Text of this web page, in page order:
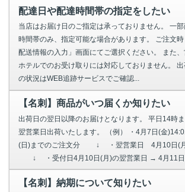
配達日や配達時間帯の指定をしたい
当店はお届け日のご指定は承っておりません。 一
時間帯のみ、指定可能な場合があります。 ご注文時
配送情報の入力」画面にてご選択ください。 また
ホテルでのお受け取りには対応しておりません。
の状況はWEB追跡サービスでご確認...
【名刺】商品がいつ届くか知りたい
出荷日の翌日以降のお届けとなります。 平日14時
翌営業日出荷いたします。 （例） ・4月7日(金
(日)までのご注文分 ↓ ・翌営業日 4月10日(
↓ ・受付日4月10日(月)の翌営業日 → 4月11日
【名刺】納期について知りたい